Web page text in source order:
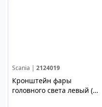
Scania | 2124019
Кронштейн фары
головного света левый (Б/